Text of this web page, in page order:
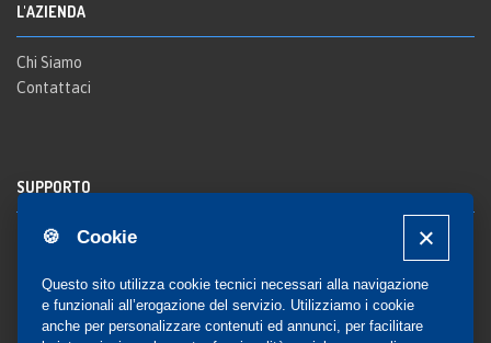
🍪 Cookie
Questo sito utilizza cookie tecnici necessari alla navigazione
e funzionali all’erogazione del servizio. Utilizziamo i cookie
anche per personalizzare contenuti ed annunci, per facilitare
L'AZIENDA
Chi Siamo
Contattaci
SUPPORTO
Registrazione al sito
Notifica